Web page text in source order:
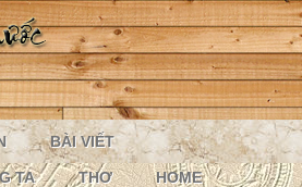
BÀI VIẾT
TA THƠ HOME